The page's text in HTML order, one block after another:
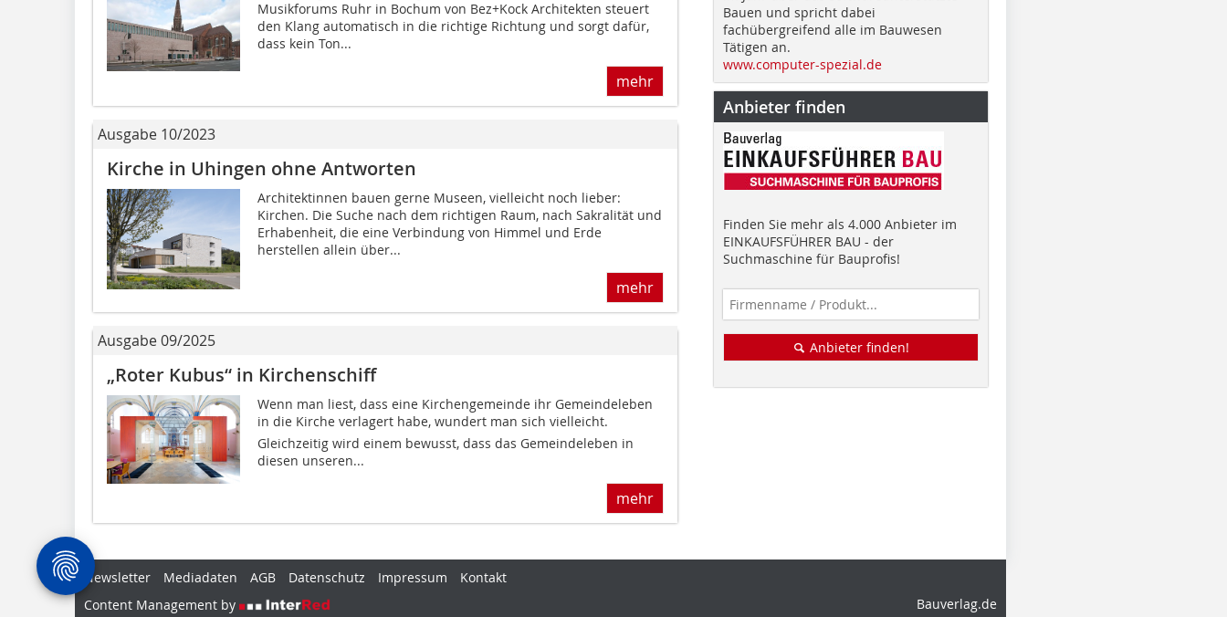
Musikforums Ruhr in Bochum von Bez+Kock Architekten steuert
den Klang automatisch in die richtige Richtung und sorgt dafür,
dass kein Ton...
mehr
Ausgabe 10/2023
Kirche in Uhingen ohne Antworten
Architektinnen bauen gerne Museen, vielleicht noch lieber:
Kirchen. Die Suche nach dem richtigen Raum, nach Sakralität und
Erhabenheit, die eine Verbindung von Himmel und Erde
herstellen allein über...
mehr
Ausgabe 09/2025
„Roter Kubus“ in Kirchenschiff
Wenn man liest, dass eine Kirchengemeinde ihr Gemeindeleben
in die Kirche verlagert habe, wundert man sich vielleicht.
Gleichzeitig wird einem bewusst, dass das Gemeindeleben in
diesen unseren...
mehr
Bauen und spricht dabei
fachübergreifend alle im Bauwesen
Tätigen an.
www.computer-spezial.de
Anbieter finden
Finden Sie mehr als 4.000 Anbieter im
EINKAUFSFÜHRER BAU - der
Suchmaschine für Bauprofis!
Anbieter finden!
Newsletter Mediadaten AGB Datenschutz Impressum
Kontakt
Content Management by
Bauverlag.de